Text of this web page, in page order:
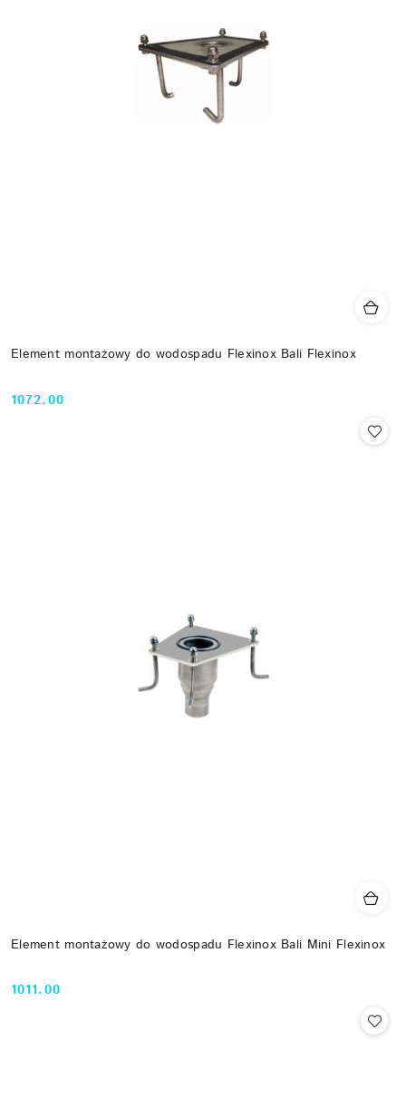
Element montażowy do wodospadu Flexinox Bali Flexinox
Cena:
1072.00
Element montażowy do wodospadu Flexinox Bali Mini Flexinox
Cena:
1011.00